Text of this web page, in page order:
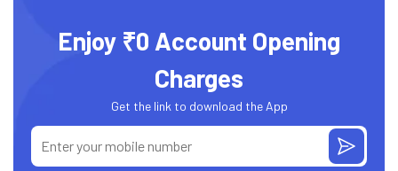
Enjoy ₹0 Account Opening
Charges
Get the link to download the App